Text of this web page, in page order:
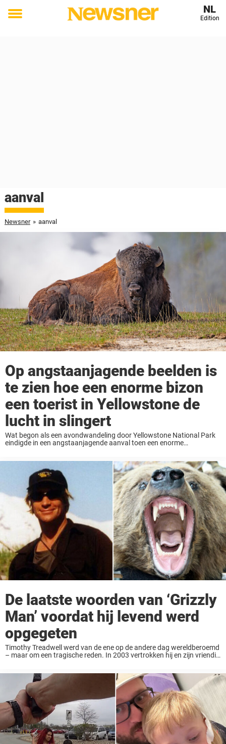
Toggle
NL
Edition
aanval
Newsner » aanval
Op angstaanjagende beelden is
te zien hoe een enorme bizon
een toerist in Yellowstone de
lucht in slingert
Wat begon als een avondwandeling door Yellowstone National Park
eindigde in een angstaanjagende aanval toen een enorme
De laatste woorden van ‘Grizzly
Man’ voordat hij levend werd
opgegeten
Timothy Treadwell werd van de ene op de andere dag wereldberoemd
– maar om een tragische reden. In 2003 vertrokken hij en zijn vriendin